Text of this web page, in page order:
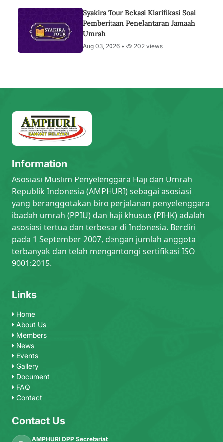
Syakira Tour Bekasi Klarifikasi Soal
Pemberitaan Penelantaran Jamaah
Umrah
Aug 03, 2026 • 202 views
Information
Asosiasi Muslim Penyelenggara Haji dan Umrah
Republik Indonesia (AMPHURI) sebagai asosiasi
yang beranggotakan biro perjalanan penyelenggara
ibadah umrah (PPIU) dan haji khusus (PIHK) adalah
asosiasi tertua dan terbesar di Indonesia. Berdiri
pada 1 September 2007, dengan jumlah anggota
terbanyak dan telah mengantongi sertifikasi ISO
9001:2015.
Links
Home
About Us
Members
News
Events
Gallery
Document
FAQ
Contact
Contact Us
AMPHURI DPP Secretariat